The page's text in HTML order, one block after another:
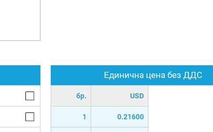
Единична цена без ДДС
бр. USD
1 0.21600